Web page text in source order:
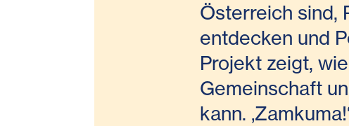
Österreich sind,
entdecken und
Projekt zeigt,
Gemeinschaft
kann.